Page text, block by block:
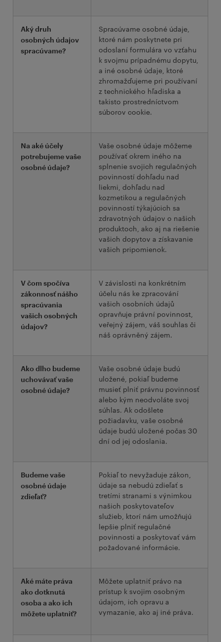
Aký druh
osobných údajov
spracúvame?
Spracúvame osobné údaje,
ktoré nám poskytnete pri
odoslaní formulára vo vzťahu
k svojmu prípadnému dopytu,
a iné osobné údaje, ktoré
zhromažďujeme pri používaní
z technického hľadiska a
takisto prostredníctvom
súborov cookie.
Na aké účely
potrebujeme vaše
osobné údaje?
Vaše osobné údaje môžeme
používať okrem iného na
splnenie svojich regulačných
povinností dohľadu nad
liekmi, dohľadu nad
kozmetikou a regulačných
povinností týkajúcich sa
zdravotných údajov o našich
produktoch, ako aj na riešenie
vašich dopytov a získavanie
vašich pripomienok.
V čom spočíva
zákonnosť nášho
spracúvania
vašich osobných
údajov?
V závislosti na konkrétním
účelu nás ke zpracování
vašich osobních údajů
opravňuje právní povinnost,
veřejný zájem, váš souhlas či
náš oprávněný zájem.
Ako dlho budeme
uchovávať vaše
osobné údaje?
Vaše osobné údaje budú
uložené, pokiaľ budeme
musieť plniť právnu povinnosť
alebo kým neodvoláte svoj
súhlas. Ak odošlete
požiadavku, vaše osobné
údaje budú uložené počas 30
dní od jej odoslania.
Budeme vaše
osobné údaje
zdieľať?
Pokiaľ to nevyžaduje zákon,
údaje sa nebudú zdieľať s
tretími stranami s výnimkou
našich poskytovateľov
služieb, ktorí nám umožňujú
lepšie plniť regulačné
povinnosti a poskytovať vám
požadované informácie.
Aké máte práva
ako dotknutá
osoba a ako ich
môžete uplatniť?
Môžete uplatniť právo na
prístup k svojim osobným
údajom, ich opravu a
vymazanie, ako aj iné práva.